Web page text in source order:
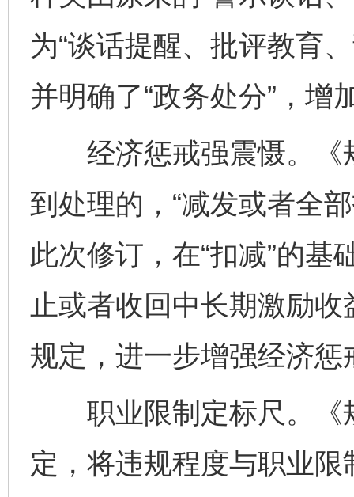
为“谈话提醒、批评教育
并明确了“政务处分”，增
经济惩戒强震慑。《
到处理的，“减发或者全
此次修订，在“扣减”的基
止或者收回中长期激励收
规定，进一步增强经济惩
职业限制定标尺。《
定，将违规程度与职业